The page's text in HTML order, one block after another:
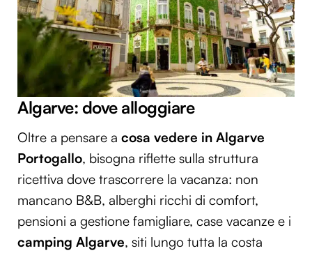
Algarve: dove alloggiare
Oltre a pensare a cosa vedere in Algarve
Portogallo, bisogna riflette sulla struttura
ricettiva dove trascorrere la vacanza: non
mancano B&B, alberghi ricchi di comfort,
pensioni a gestione famigliare, case vacanze e i
camping Algarve, siti lungo tutta la costa